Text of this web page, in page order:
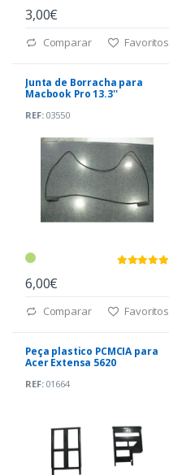
3,00€
Comparar Favoritos
Junta de Borracha para
Macbook Pro 13.3''
REF:03550
6,00€
Comparar Favoritos
Peça plastico PCMCIA para
Acer Extensa 5620
REF:01664